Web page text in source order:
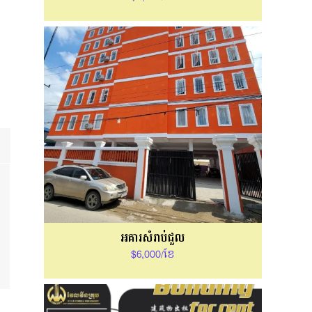
អគារសំរាប់ជួល
$6,000/ខែ